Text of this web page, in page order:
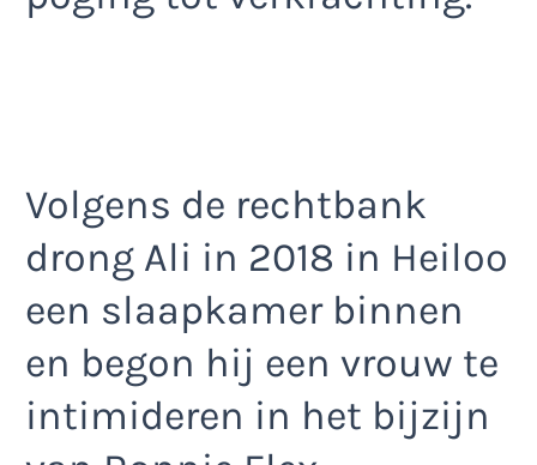
Volgens de rechtbank
drong Ali in 2018 in Heiloo
een slaapkamer binnen
en begon hij een vrouw te
intimideren in het bijzijn